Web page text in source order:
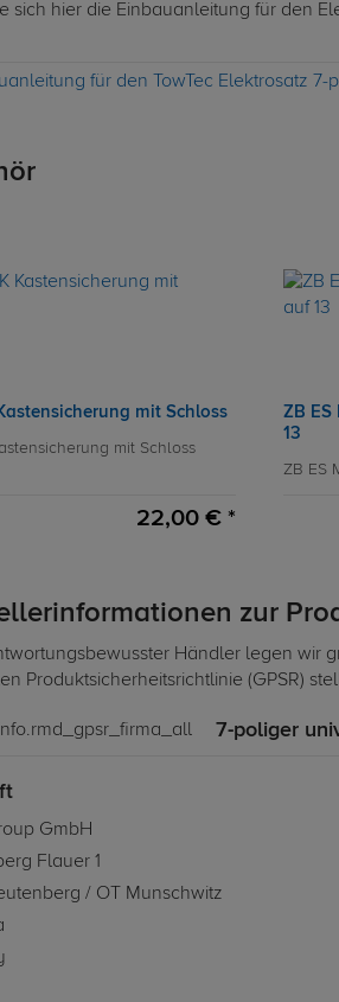
sich hier die Einbauanleitung für den
für den TowTec Elektrosatz 7-
mit Schloss
mit Schloss
22,00 € *
ZB
13
ZB ES
zur
Händler legen wir
Produktsicherheitsrichtlinie (GPSR)
7-poliger
GmbH
Flauer 1
/ OT Munschwitz